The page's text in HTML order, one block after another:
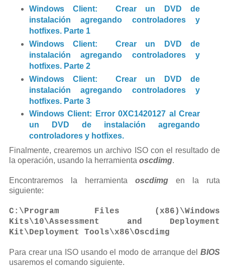
Windows Client: Crear un DVD de
instalación agregando controladores y
hotfixes. Parte 1
Windows Client: Crear un DVD de
instalación agregando controladores y
hotfixes. Parte 2
Windows Client: Crear un DVD de
instalación agregando controladores y
hotfixes. Parte 3
Windows Client: Error 0XC1420127 al Crear
un DVD de instalación agregando
controladores y hotfixes.
Finalmente, crearemos un archivo ISO con el resultado de
la operación, usando la herramienta oscdimg.
Encontraremos la herramienta oscdimg en la ruta
siguiente:
C:\Program Files (x86)\Windows
Kits\10\Assessment and Deployment
Kit\Deployment Tools\x86\Oscdimg
Para crear una ISO usando el modo de arranque del BIOS
usaremos el comando siguiente.